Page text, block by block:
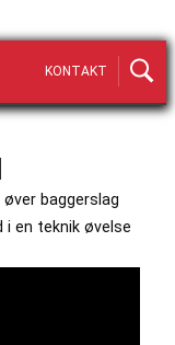
KONTAKT
baggerslag
en teknik øvelse